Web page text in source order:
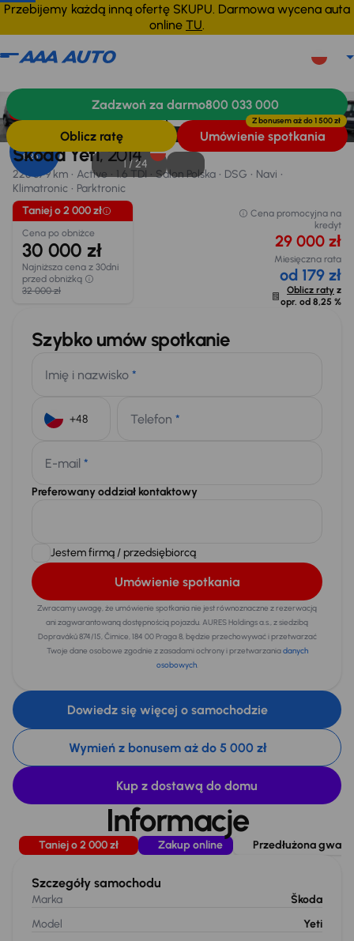
Przebijemy każdą inną ofertę SKUPU. Darmowa wycena auta
online TU.
Taniej o 2 000 zł
8,25 %
1 /24
Škoda Yeti, 2014
228 879 km Active 1.6 TDI Salon Polska DSG
Navi
Klimatronic
Parktronic
Taniej o 2 000 zł
Cena po obniżce
30 000 zł
Najniższa cena z 30dni
przed obniżką
32 000 zł
Cena promocyjna na
kredyt
29 000 zł
Miesięczna rata
od 179 zł
Oblicz raty z
opr. od 8,25 %
Szybko umów spotkanie
Imię i nazwisko *
Telefon *
E-mail *
Preferowany oddział kontaktowy
Jestem firmą / przedsiębiorcą
Umówienie spotkania
Zwracamy uwagę, że umówienie spotkania nie jest równoznaczne z rezerwacją
ani zagwarantowaną dostępnością pojazdu. AURES Holdings a.s., z siedzibą
Dopraváků 874/15, Čimice, 184 00 Praga 8, będzie przechowywać i przetwarzać
Twoje dane osobowe zgodnie z zasadami ochrony i przetwarzaniadanych
osobowych.
Dowiedz się więcej o samochodzie
Wymień z bonusem aż do 5 000 zł
Kup z dostawą do domu
WyposażenieZalety samochoduFinansowanie
Zadzwoń za darmo800 033 000
Oblicz ratę Umówienie spotkania
Z bonusem aż do1 500 zł
Informacje
Taniej o 2 000 zł Zakup online Przedłużona
Szczegóły samochodu
Marka
Škoda
Model
Yeti